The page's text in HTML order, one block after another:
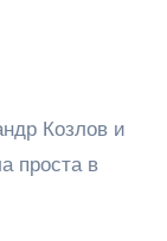
Козлов и
проста в